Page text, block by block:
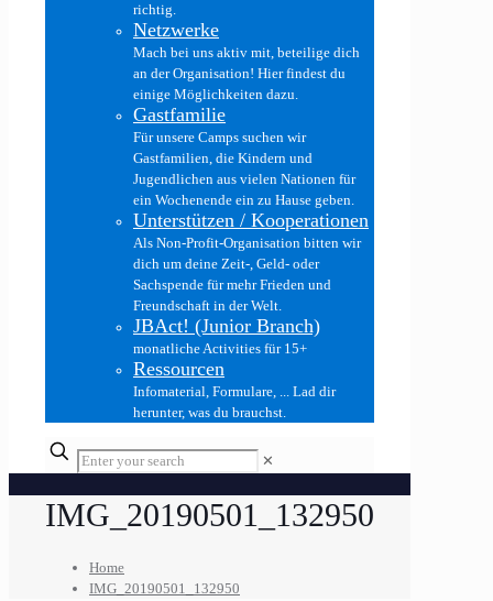
richtig.
Netzwerke
Mach bei uns aktiv mit, beteilige dich
an der Organisation! Hier findest du
einige Möglichkeiten dazu.
Gastfamilie
Für unsere Camps suchen wir
Gastfamilien, die Kindern und
Jugendlichen aus vielen Nationen für
ein Wochenende ein zu Hause geben.
Unterstützen / Kooperationen
Als Non-Profit-Organisation bitten wir
dich um deine Zeit-, Geld- oder
Sachspende für mehr Frieden und
Freundschaft in der Welt.
JBAct! (Junior Branch)
monatliche Activities für 15+
Ressourcen
Infomaterial, Formulare, ... Lad dir
herunter, was du brauchst.
✕
IMG_20190501_132950
Home
IMG_20190501_132950